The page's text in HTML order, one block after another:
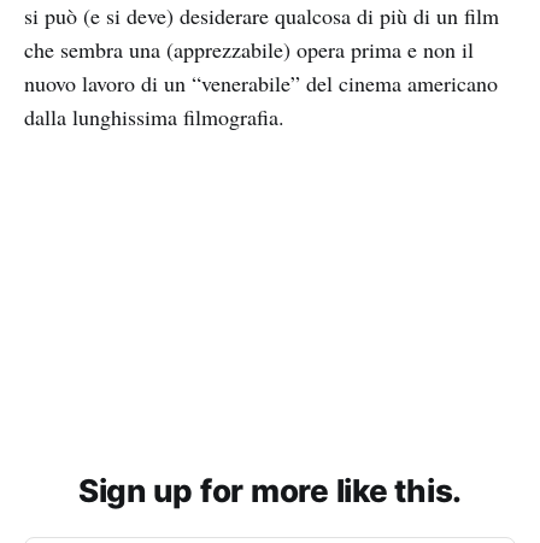
si può (e si deve) desiderare qualcosa di più di un film
che sembra una (apprezzabile) opera prima e non il
nuovo lavoro di un “venerabile” del cinema americano
dalla lunghissima filmografia.
Sign up for more like this.